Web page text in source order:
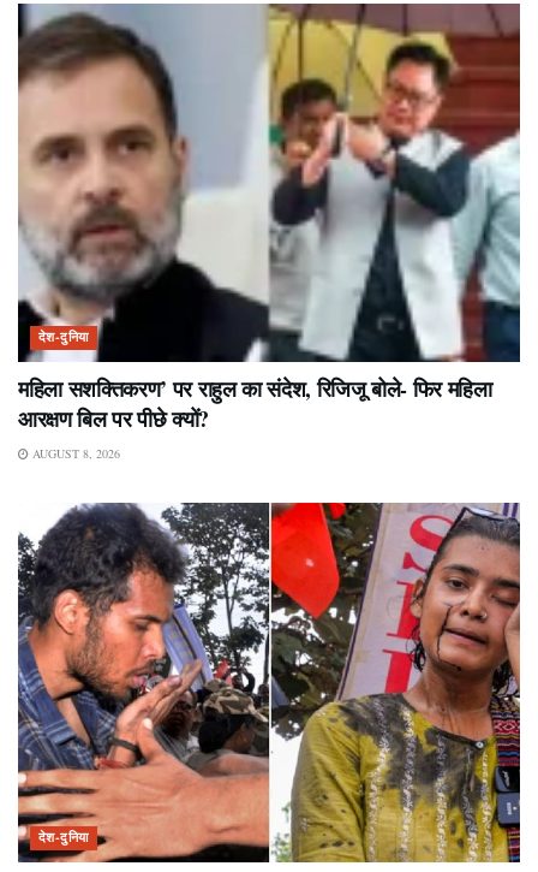
देश-दुनिया
महिला सशक्तिकरण’ पर राहुल का संदेश, रिजिजू बोले- फिर महिला
आरक्षण बिल पर पीछे क्यों?
AUGUST 8, 2026
देश-दुनिया